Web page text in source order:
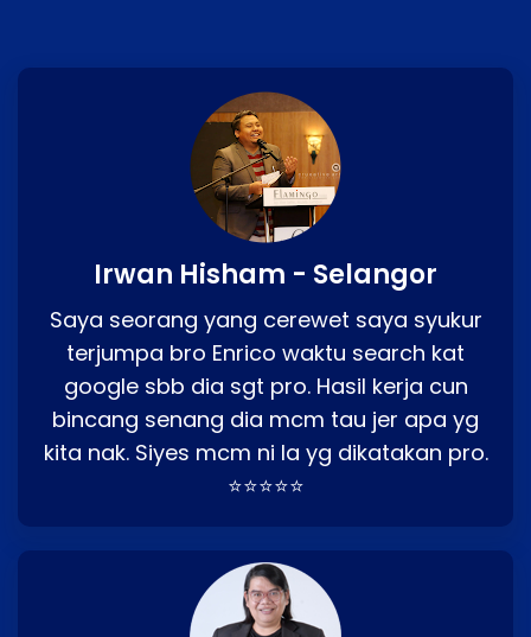
Irwan Hisham - Selangor
Saya seorang yang cerewet saya syukur
terjumpa bro Enrico waktu search kat
google sbb dia sgt pro. Hasil kerja cun
bincang senang dia mcm tau jer apa yg
kita nak. Siyes mcm ni la yg dikatakan pro.
⭐⭐⭐⭐⭐